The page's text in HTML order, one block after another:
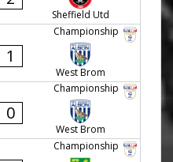
Sheffield Utd
Championship
1
West Brom
Championship
0
West Brom
Championship